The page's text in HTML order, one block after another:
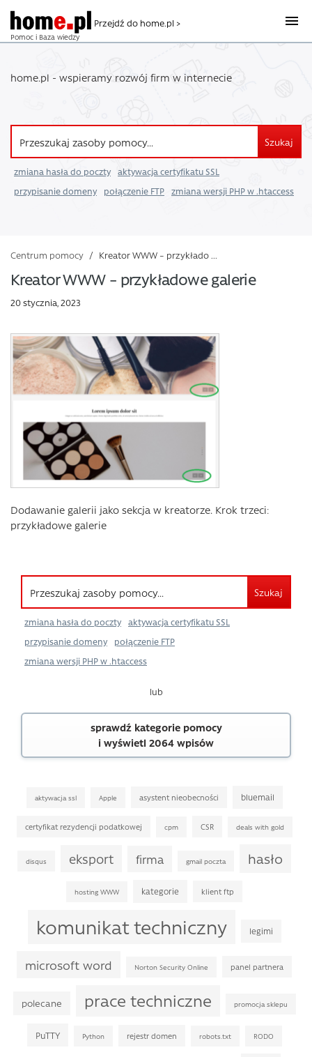
Pomoc i Baza wiedzy
Przejdź do home.pl >
home.pl - wspieramy rozwój firm w internecie
Szukaj
zmiana hasła do poczty
aktywacja certyfikatu SSL
przypisanie domeny
połączenie FTP zmiana wersji PHP w .htaccess
Centrum pomocy / Kreator WWW – przykłado ...
Kreator WWW – przykładowe galerie
20 stycznia, 2023
Dodawanie galerii jako sekcja w kreatorze. Krok trzeci:
przykładowe galerie
Szukaj
zmiana hasła do poczty
aktywacja certyfikatu SSL
przypisanie domeny
połączenie FTP
zmiana wersji PHP w .htaccess
lub
sprawdź kategorie pomocy
i wyświetl 2064 wpisów
aktywacja ssl Apple asystent nieobecności bluemail
certyfikat rezydencji podatkowej cpm CSR deals with gold
disqus eksport firma gmail poczta hasło
hosting WWW kategorie klient ftp
komunikat techniczny legimi
microsoft word Norton Security Online panel partnera
polecane prace techniczne promocja sklepu
PuTTY Python rejestr domen robots.txt RODO